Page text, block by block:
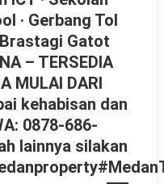
· Gerbang Tol
Gatot
– TERSEDIA
MULAI DARI
kehabisan dan
0878-686-
lainnya silakan